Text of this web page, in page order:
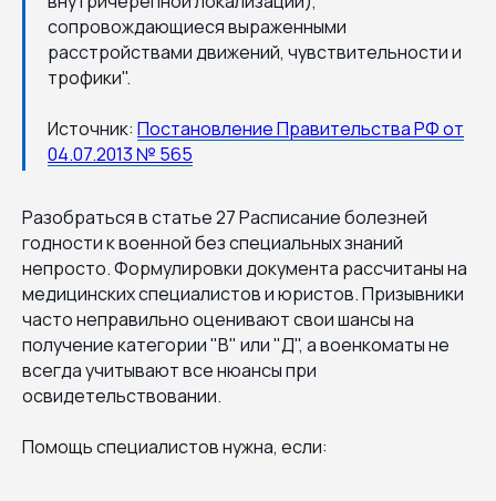
сопровождающиеся выраженными
расстройствами движений, чувствительности и
трофики".
Источник: Постановление Правительства РФ от
04.07.2013 № 565
Разобраться в статье 27 Расписание болезней
годности к военной без специальных знаний
непросто. Формулировки документа рассчитаны на
медицинских специалистов и юристов. Призывники
часто неправильно оценивают свои шансы на
получение категории "В" или "Д", а военкоматы не
всегда учитывают все нюансы при
освидетельствовании.
Помощь специалистов нужна, если: